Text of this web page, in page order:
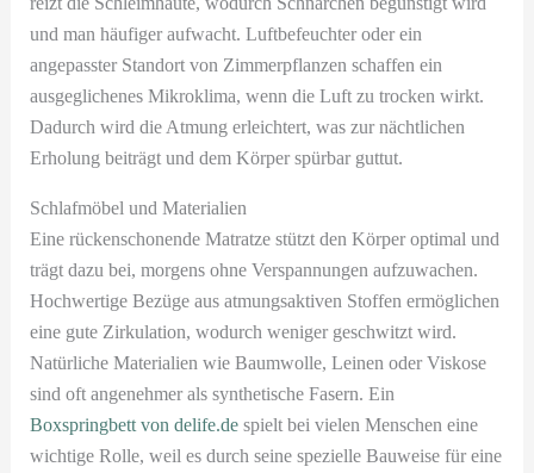
und man häufiger aufwacht. Luftbefeuchter oder ein
angepasster Standort von Zimmerpflanzen schaffen ein
ausgeglichenes Mikroklima, wenn die Luft zu trocken wirkt.
Dadurch wird die Atmung erleichtert, was zur nächtlichen
Erholung beiträgt und dem Körper spürbar guttut.
Schlafmöbel und Materialien
Eine rückenschonende Matratze stützt den Körper optimal und
trägt dazu bei, morgens ohne Verspannungen aufzuwachen.
Hochwertige Bezüge aus atmungsaktiven Stoffen ermöglichen
eine gute Zirkulation, wodurch weniger geschwitzt wird.
Natürliche Materialien wie Baumwolle, Leinen oder Viskose
sind oft angenehmer als synthetische Fasern. Ein
Boxspringbett von delife.de spielt bei vielen Menschen eine
wichtige Rolle, weil es durch seine spezielle Bauweise für eine